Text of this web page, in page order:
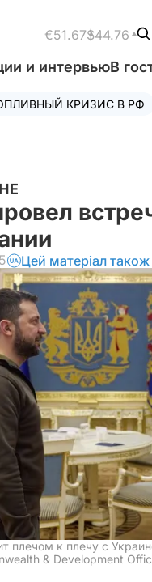
€51.67$44.76
и интервьюВ
КРИЗИС В РФ
Цей матеріал
плечом к плечу с
& Development